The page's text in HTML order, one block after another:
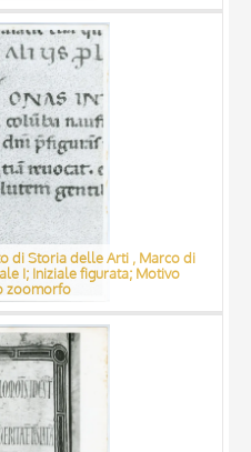
di Storia delle Arti , Marco di
I; Iniziale figurata; Motivo
zoomorfo